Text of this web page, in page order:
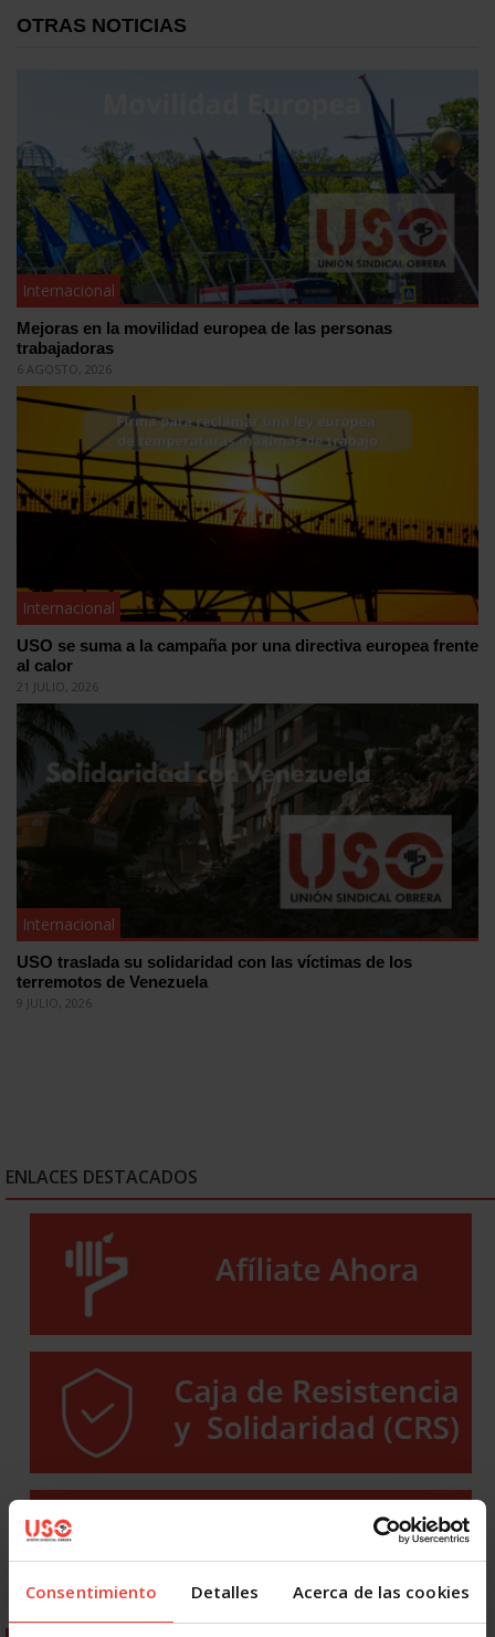
Consentimiento Detalles Acerca de las cookies
OTRAS NOTICIAS
Internacional
Mejoras en la movilidad europea de las personas
trabajadoras
6 AGOSTO, 2026
Internacional
USO se suma a la campaña por una directiva europea frente
al calor
21 JULIO, 2026
Internacional
USO traslada su solidaridad con las víctimas de los
terremotos de Venezuela
9 JULIO, 2026
ENLACES DESTACADOS